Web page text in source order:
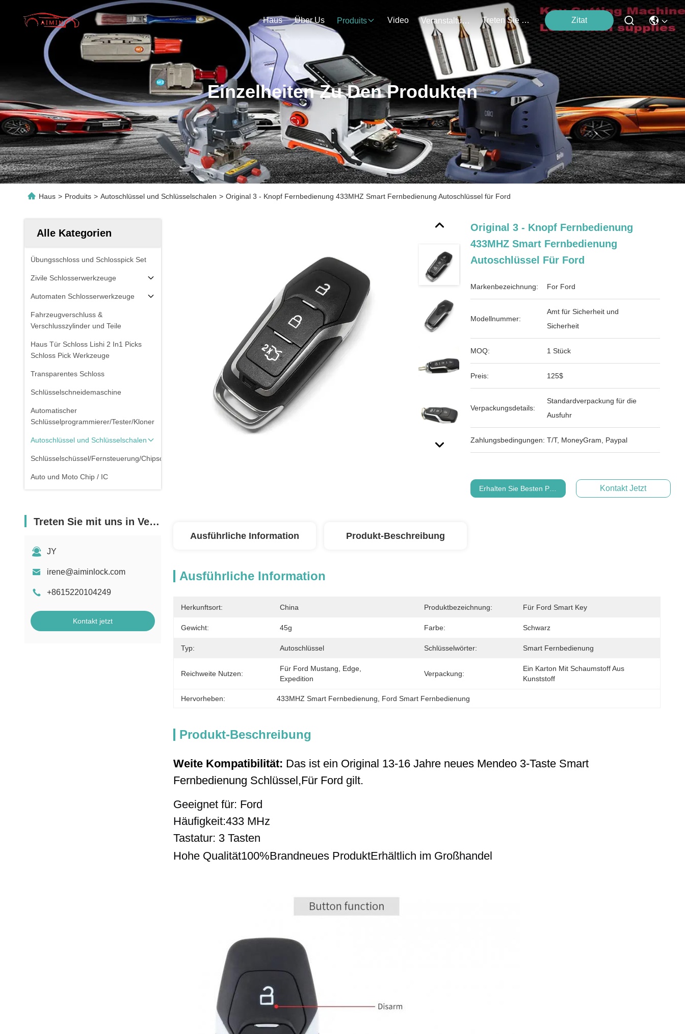
Haus Über Us Produits Video Veranstaltungen Treten Sie Mit Uns In Verbindung Zitat
Einzelheiten Zu Den Produkten
Haus > Produits > Autoschlüssel und Schlüsselschalen > Original 3 - Knopf Fernbedienung 433MHZ Smart Fernbedienung Autoschlüssel für Ford
Alle Kategorien
Übungsschloss und Schlosspick Set
Zivile Schlosserwerkzeuge
Automaten Schlosserwerkzeuge
Fahrzeugverschluss &
Verschlusszylinder und Teile
Haus Tür Schloss Lishi 2 In1 Picks
Schloss Pick Werkzeuge
Transparentes Schloss
Schlüsselschneidemaschine
Automatischer
Schlüsselprogrammierer/Tester/Kloner
Autoschlüssel und Schlüsselschalen
Schlüsselschüssel/Fernsteuerung/Chipschlüssel
Auto und Moto Chip / IC
Treten Sie mit uns in Verbindung
JY
irene@aiminlock.com
+8615220104249
Kontakt jetzt
Original 3 - Knopf Fernbedienung
433MHZ Smart Fernbedienung
Autoschlüssel Für Ford
Markenbezeichnung: For Ford
Modellnummer:
Amt für Sicherheit und
Sicherheit
MOQ: 1 Stück
Preis: 125$
Verpackungsdetails:
Standardverpackung für die
Ausfuhr
Zahlungsbedingungen: T/T, MoneyGram, Paypal
Erhalten Sie Besten Preis Kontakt Jetzt
Ausführliche Information Produkt-Beschreibung
Ausführliche Information
Herkunftsort: China Produktbezeichnung: Für Ford Smart Key
Gewicht: 45g Farbe: Schwarz
Typ: Autoschlüssel Schlüsselwörter: Smart Fernbedienung
Reichweite Nutzen:
Für Ford Mustang, Edge,
Expedition
Verpackung:
Ein Karton Mit Schaumstoff Aus
Kunststoff
Hervorheben: 433MHZ Smart Fernbedienung Ford Smart Fernbedienung
Produkt-Beschreibung
Weite Kompatibilität: Das ist ein Original 13-16 Jahre neues Mendeo 3-Taste Smart
Fernbedienung Schlüssel,Für Ford gilt.
Geeignet für: Ford
Häufigkeit:433 MHz
Tastatur: 3 Tasten
Hohe Qualität100%Brandneues ProduktErhältlich im Großhandel